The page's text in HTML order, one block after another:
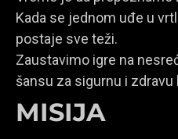
Kada se jednom uđe u
postaje sve teži.
Zaustavimo igre na
šansu za sigurnu i
MISIJA